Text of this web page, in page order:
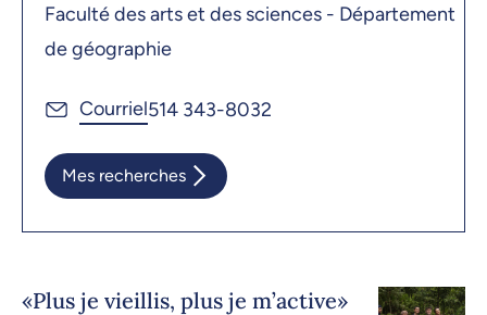
Faculté des arts et des sciences - Département
de géographie
514 343-8032
Mes recherches
«Plus je vieillis, plus je m’active»